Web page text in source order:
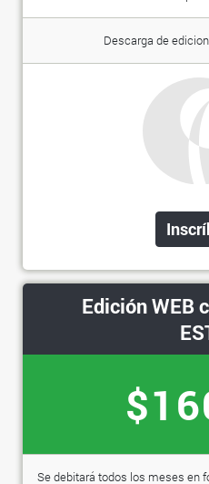
Descarga de
Edición WEB
Se debitará todos los meses en